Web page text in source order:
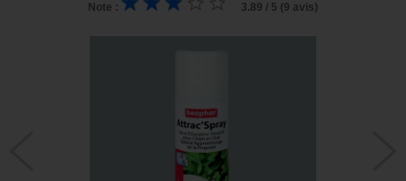
Note : 3.89 / 5 (9 avis)